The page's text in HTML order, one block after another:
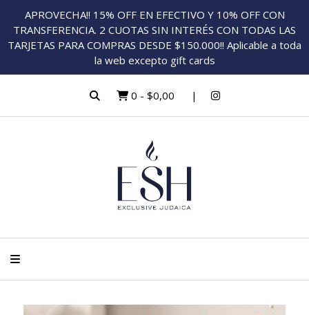
APROVECHA!! 15% OFF EN EFECTIVO Y 10% OFF CON
TRANSFERENCIA. 2 CUOTAS SIN INTERÉS CON TODAS LAS
TARJETAS PARA COMPRAS DESDE $150.000!! Aplicable a toda
la web excepto gift cards
0 - $0,00